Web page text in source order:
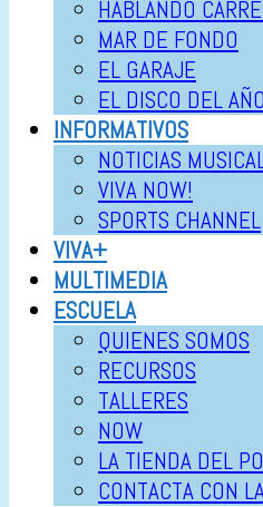
HABLANDO
MAR DE FONDO
EL GARAJE
EL DISCO DEL AÑO
INFORMATIVOS
NOTICIAS
VIVA NOW!
SPORTS CHANNEL
VIVA+
MULTIMEDIA
ESCUELA
QUIENES SOMOS
RECURSOS
TALLERES
NOW
LA TIENDA DEL
CONTACTA CON